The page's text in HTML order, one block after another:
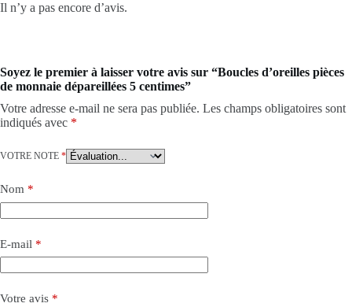
Il n’y a pas encore d’avis.
Soyez le premier à laisser votre avis sur “Boucles d’oreilles pièces
de monnaie dépareillées 5 centimes”
Votre adresse e-mail ne sera pas publiée. Les champs obligatoires sont
indiqués avec *
VOTRE NOTE *
Nom *
E-mail *
Votre avis *